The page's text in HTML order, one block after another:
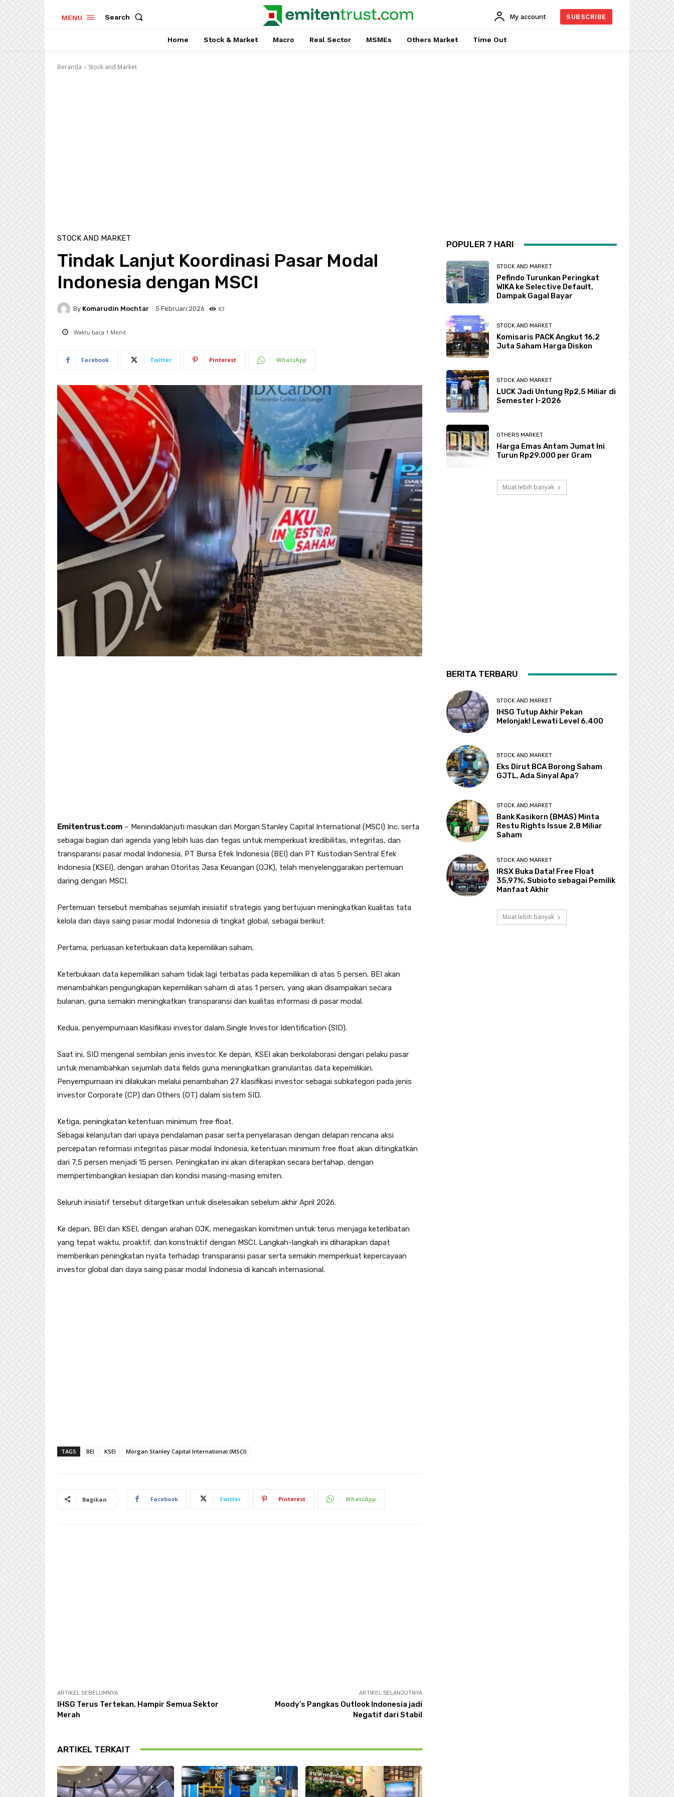
MENU Search My account SUBSCRIBE
Home Stock & Market Macro Real Sector MSMEs Others Market Time Out
Beranda Stock and Market
STOCK AND MARKET
Tindak Lanjut Koordinasi Pasar Modal
Indonesia dengan MSCI
By Komarudin Mochtar 5 Februari 2026 83
: Waktu baca 1 Menit
Facebook Twitter Pinterest WhatsApp
Emitentrust.com – Menindaklanjuti masukan dari Morgan Stanley Capital International (MSCI) Inc. serta
sebagai bagian dari agenda yang lebih luas dan tegas untuk memperkuat kredibilitas, integritas, dan
transparansi pasar modal Indonesia, PT Bursa Efek Indonesia (BEI) dan PT Kustodian Sentral Efek
Indonesia (KSEI), dengan arahan Otoritas Jasa Keuangan (OJK), telah menyelenggarakan pertemuan
daring dengan MSCI.
Pertemuan tersebut membahas sejumlah inisiatif strategis yang bertujuan meningkatkan kualitas tata
kelola dan daya saing pasar modal Indonesia di tingkat global, sebagai berikut:
Pertama, perluasan keterbukaan data kepemilikan saham.
Keterbukaan data kepemilikan saham tidak lagi terbatas pada kepemilikan di atas 5 persen. BEI akan
menambahkan pengungkapan kepemilikan saham di atas 1 persen, yang akan disampaikan secara
bulanan, guna semakin meningkatkan transparansi dan kualitas informasi di pasar modal.
Kedua, penyempurnaan klasifikasi investor dalam Single Investor Identification (SID).
Saat ini, SID mengenal sembilan jenis investor. Ke depan, KSEI akan berkolaborasi dengan pelaku pasar
untuk menambahkan sejumlah data fields guna meningkatkan granularitas data kepemilikan.
Penyempurnaan ini dilakukan melalui penambahan 27 klasifikasi investor sebagai subkategori pada jenis
investor Corporate (CP) dan Others (OT) dalam sistem SID.
Ketiga, peningkatan ketentuan minimum free float.
Sebagai kelanjutan dari upaya pendalaman pasar serta penyelarasan dengan delapan rencana aksi
percepatan reformasi integritas pasar modal Indonesia, ketentuan minimum free float akan ditingkatkan
dari 7,5 persen menjadi 15 persen. Peningkatan ini akan diterapkan secara bertahap, dengan
mempertimbangkan kesiapan dan kondisi masing-masing emiten.
Seluruh inisiatif tersebut ditargetkan untuk diselesaikan sebelum akhir April 2026.
Ke depan, BEI dan KSEI, dengan arahan OJK, menegaskan komitmen untuk terus menjaga keterlibatan
yang tepat waktu, proaktif, dan konstruktif dengan MSCI. Langkah-langkah ini diharapkan dapat
memberikan peningkatan nyata terhadap transparansi pasar serta semakin memperkuat kepercayaan
investor global dan daya saing pasar modal Indonesia di kancah internasional.
TAGS BEI KSEI Morgan Stanley Capital International (MSCI)
Bagikan Facebook Twitter Pinterest WhatsApp
ARTIKEL SEBELUMNYA
IHSG Terus Tertekan, Hampir Semua Sektor
Merah
ARTIKEL SELANJUTNYA
Moody’s Pangkas Outlook Indonesia jadi
Negatif dari Stabil
ARTIKEL TERKAIT
POPULER 7 HARI
STOCK AND MARKET
Pefindo Turunkan Peringkat
WIKA ke Selective Default,
Dampak Gagal Bayar
STOCK AND MARKET
Komisaris PACK Angkut 16,2
Juta Saham Harga Diskon
STOCK AND MARKET
LUCK Jadi Untung Rp2,5 Miliar di
Semester I-2026
OTHERS MARKET
Harga Emas Antam Jumat Ini
Turun Rp29.000 per Gram
Muat lebih banyak
BERITA TERBARU
STOCK AND MARKET
IHSG Tutup Akhir Pekan
Melonjak! Lewati Level 6.400
STOCK AND MARKET
Eks Dirut BCA Borong Saham
GJTL, Ada Sinyal Apa?
STOCK AND MARKET
Bank Kasikorn (BMAS) Minta
Restu Rights Issue 2,8 Miliar
Saham
STOCK AND MARKET
IRSX Buka Data! Free Float
35,97%, Subioto sebagai Pemilik
Manfaat Akhir
Muat lebih banyak